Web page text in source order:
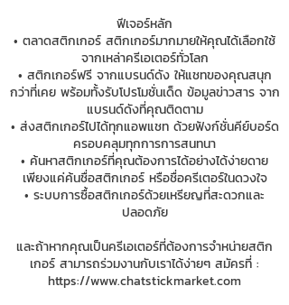
ฟีเจอร์หลัก
• ตลาดสติกเกอร์ สติกเกอร์มากมายให้คุณได้เลือกใช้
จากเหล่าครีเอเตอร์ทั่วโลก
• สติกเกอร์ฟรี จากแบรนด์ดัง ให้แชทของคุณสนุก
กว่าที่เคย พร้อมทั้งรับโปรโมชั่นเด็ด ข้อมูลข่าวสาร จาก
แบรนด์ดังที่คุณติดตาม
• ส่งสติกเกอร์ไปได้ทุกแอพแชท ด้วยฟังก์ชั่นคีย์บอร์ด
ครอบคลุมทุกการการสนทนา
• ค้นหาสติกเกอร์ที่คุณต้องการได้อย่างได้ง่ายดาย
เพียงแค่ค้นชื่อสติกเกอร์ หรือชื่อครีเตอร์ในดวงใจ
• ระบบการซื้อสติกเกอร์ด้วยเหรียญที่สะดวกและ
ปลอดภัย
และถ้าหากคุณเป็นครีเอเตอร์ที่ต้องการจำหน่ายสติก
เกอร์ สามารถร่วมงานกับเราได้ง่ายๆ สมัครที่ :
https://www.chatstickmarket.com